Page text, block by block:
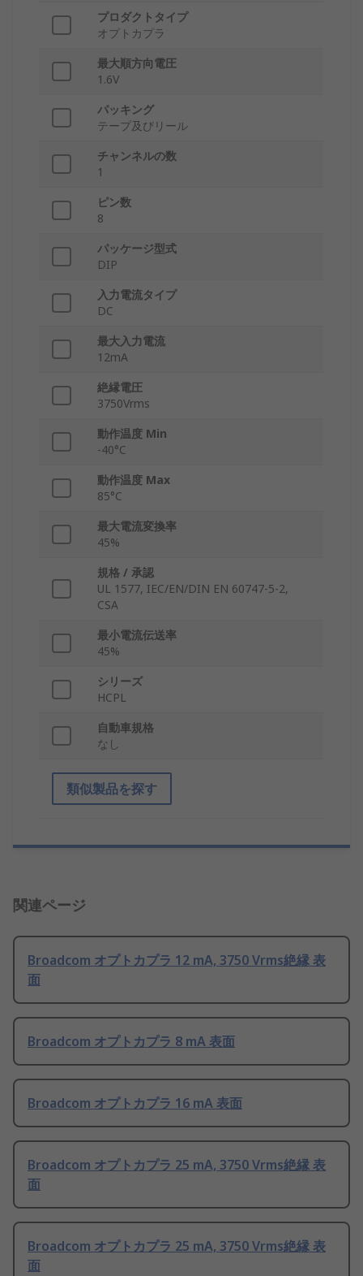
プロダクトタイプ
オプトカプラ
最大順方向電圧
1.6V
パッキング
テープ及びリール
チャンネルの数
1
ピン数
8
パッケージ型式
DIP
入力電流タイプ
DC
最大入力電流
12mA
絶縁電圧
3750Vrms
動作温度 Min
-40°C
動作温度 Max
85°C
最大電流変換率
45%
規格 / 承認
UL 1577, IEC/EN/DIN EN 60747-5-2,
CSA
最小電流伝送率
45%
シリーズ
HCPL
自動車規格
なし
類似製品を探す
関連ページ
Broadcom オプトカプラ 12 mA, 3750 Vrms絶縁 表
面
Broadcom オプトカプラ 8 mA 表面
Broadcom オプトカプラ 16 mA 表面
Broadcom オプトカプラ 25 mA, 3750 Vrms絶縁 表
面
Broadcom オプトカプラ 25 mA, 3750 Vrms絶縁 表
面